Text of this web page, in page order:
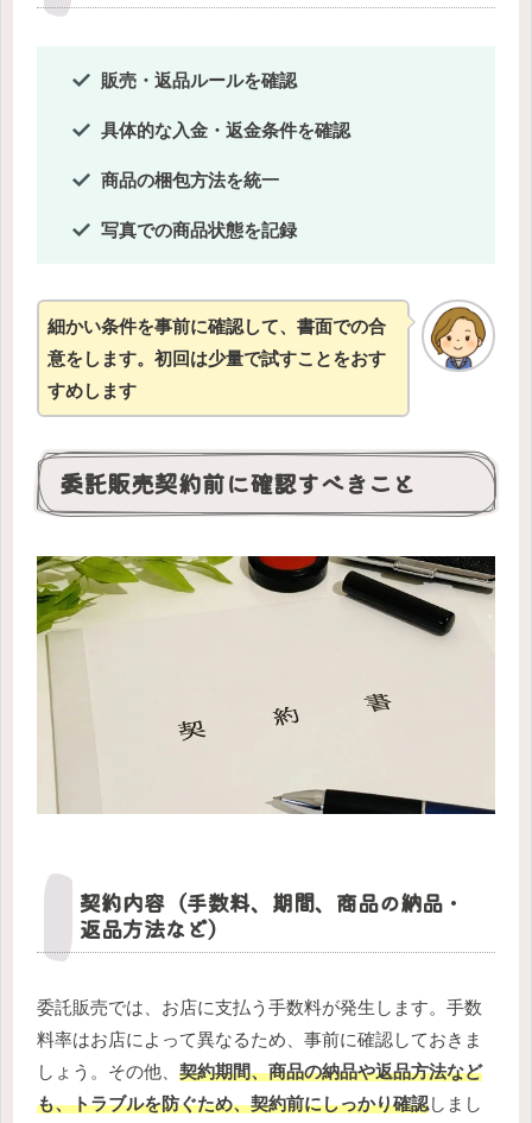
販売・返品ルールを確認
具体的な入金・返金条件を確認
商品の梱包方法を統一
写真での商品状態を記録
細かい条件を事前に確認して、書面での合
意をします。初回は少量で試すことをおす
すめします
委託販売契約前に確認すべきこと
契約内容（手数料、期間、商品の納品・
返品方法など）
委託販売では、お店に支払う手数料が発生します。手数
料率はお店によって異なるため、事前に確認しておきま
しょう。その他、 契約期間、商品の納品や返品方法など
も、トラブルを防ぐため、契約前にしっかり確認しまし